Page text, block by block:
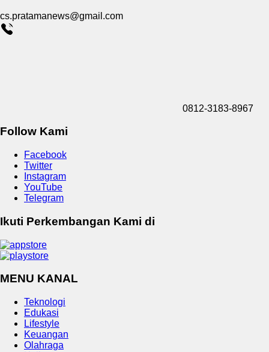
cs.pratamanews@gmail.com
0812-3183-8967
Follow Kami
Facebook
Twitter
Instagram
YouTube
Telegram
Ikuti Perkembangan Kami di
MENU KANAL
Teknologi
Edukasi
Lifestyle
Keuangan
Olahraga